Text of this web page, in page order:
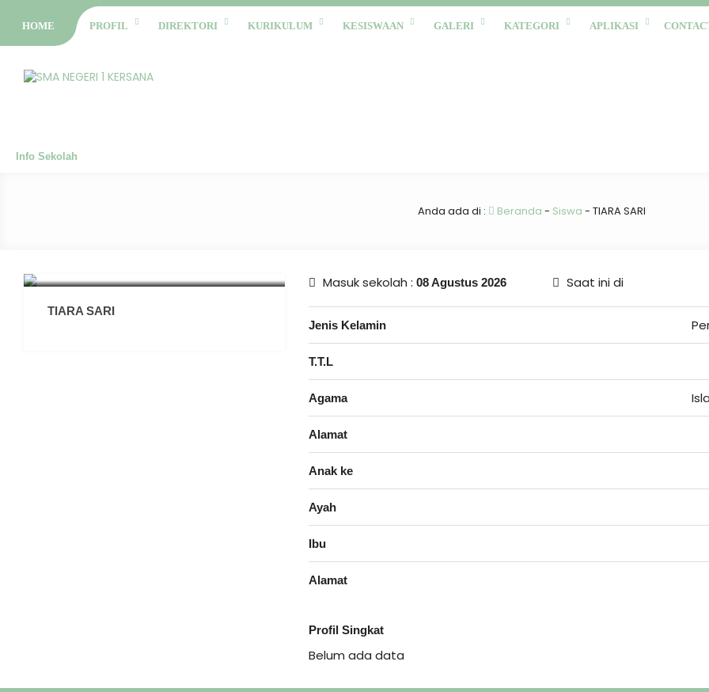
HOME PROFIL DIREKTORI KURIKULUM KESISWAAN GALERI KATEGORI APLIKASI
Info Sekolah
Anda ada di : Beranda - Siswa - TIARA SARI
TIARA SARI
Masuk sekolah : 08 Agustus 2026 Saat ini di
Jenis Kelamin
T.T.L
Agama
Alamat
Anak ke
Ayah
Ibu
Alamat
Profil Singkat
Belum ada data